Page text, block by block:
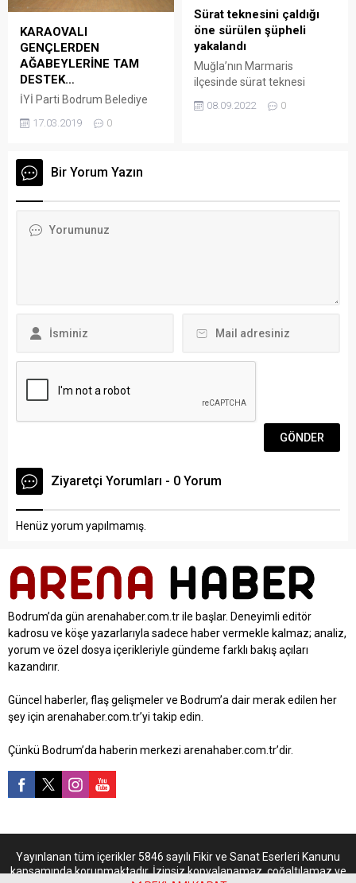
Gümbet Mahalle Muhtarı Ali
Haydar Mahsur, Gümbet
Koyu Günlük Gezi Tekneleri
Motorlu Taşıyıcılar
Kooperatifi...
KARAOVALI
GENÇLERDEN
AĞABEYLERİNE TAM
DESTEK…
İYİ Parti Bodrum Belediye
Tosun Karaovalı gençler
karşılandı. Seçim
çalışmalarına gece gündüz
topraklarında devam etti.
araya geldi. Tosun burada
17.03.2019 0
Sürat teknesini çaldığı
öne sürülen şüpheli
yakalandı
Muğla’nın Marmaris
ilçesinde sürat teknesi
yakalanan zanlı, adli kontrol
08.09.2022 0
Bir Yorum Yazın
Ziyaretçi Yorumları - 0 Yorum
Henüz yorum yapılmamış.
Bodrum’da gün arenahaber.com.tr ile başlar. Deneyimli editör
kadrosu ve köşe yazarlarıyla sadece haber vermekle kalmaz; analiz,
yorum ve özel dosya içerikleriyle gündeme farklı bakış açıları
kazandırır.
Güncel haberler, flaş gelişmeler ve Bodrum’a dair merak edilen her
şey için arenahaber.com.tr’yi takip edin.
Çünkü Bodrum’da haberin merkezi arenahaber.com.tr’dir.
Yayınlanan tüm içerikler 5846 sayılı Fikir ve Sanat Eserleri Kanunu
kapsamında korunmaktadır. İzinsiz kopyalanamaz, çoğaltılamaz ve